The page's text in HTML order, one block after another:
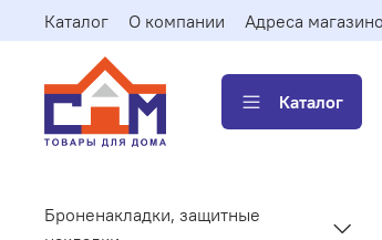
Каталог О компании Адреса
Каталог
Броненакладки, защитные